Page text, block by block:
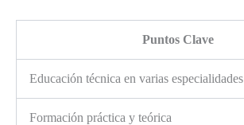
Puntos Clave
Educación técnica en varias especialidades
Formación práctica y teórica